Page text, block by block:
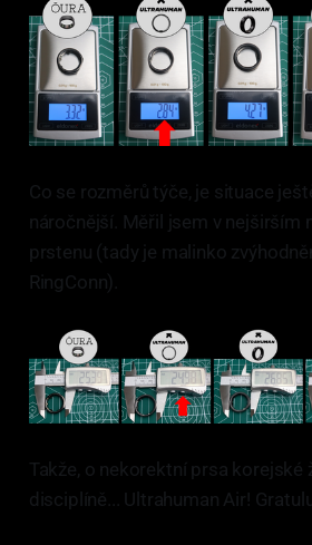
Co se rozměrů týče, je situace
náročnější. Měřil jsem v nejširším
prstenu (tady je malinko
RingConn).
Takže, o nekorektní prsa korejské
disciplíně... Ultrahuman Air!